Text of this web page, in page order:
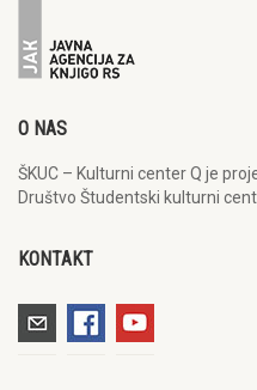
O NAS
ŠKUC – Kulturni center Q je
Društvo Študentski kulturni
KONTAKT